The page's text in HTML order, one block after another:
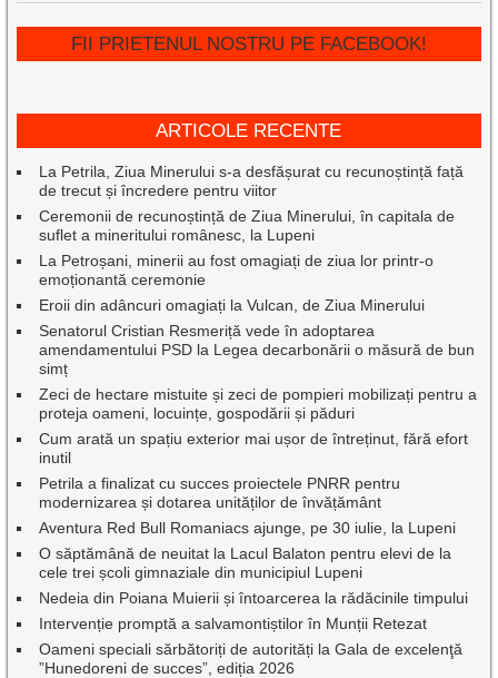
FII PRIETENUL NOSTRU PE FACEBOOK!
ARTICOLE RECENTE
La Petrila, Ziua Minerului s-a desfășurat cu recunoștință față
de trecut și încredere pentru viitor
Ceremonii de recunoștință de Ziua Minerului, în capitala de
suflet a mineritului românesc, la Lupeni
La Petroșani, minerii au fost omagiați de ziua lor printr-o
emoționantă ceremonie
Eroii din adâncuri omagiați la Vulcan, de Ziua Minerului
Senatorul Cristian Resmeriță vede în adoptarea
amendamentului PSD la Legea decarbonării o măsură de bun
simț
Zeci de hectare mistuite și zeci de pompieri mobilizați pentru a
proteja oameni, locuințe, gospodării și păduri
Cum arată un spațiu exterior mai ușor de întreținut, fără efort
inutil
Petrila a finalizat cu succes proiectele PNRR pentru
modernizarea și dotarea unităților de învățământ
Aventura Red Bull Romaniacs ajunge, pe 30 iulie, la Lupeni
O săptămână de neuitat la Lacul Balaton pentru elevi de la
cele trei școli gimnaziale din municipiul Lupeni
Nedeia din Poiana Muierii și întoarcerea la rădăcinile timpului
Intervenție promptă a salvamontiștilor în Munții Retezat
Oameni speciali sărbătoriți de autorități la Gala de excelenţă
”Hunedoreni de succes”, ediția 2026